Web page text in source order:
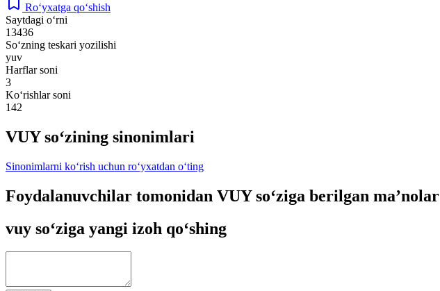
Ro‘yxatga qo‘shish
Saytdagi o‘rni
13436
So‘zning teskari yozilishi
yuv
Harflar soni
3
Ko‘rishlar soni
142
VUY so‘zining sinonimlari
Sinonimlarni ko‘rish uchun ro‘yxatdan o‘ting
Foydalanuvchilar tomonidan VUY so‘ziga berilgan ma’nolar
vuy so‘ziga yangi izoh qo‘shing